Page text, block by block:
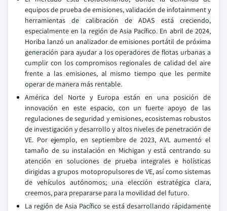
equipos de prueba de emisiones, validación de infotainment y
herramientas de calibración de ADAS está creciendo,
especialmente en la región de Asia Pacífico. En abril de 2024,
Horiba lanzó un analizador de emisiones portátil de próxima
generación para ayudar a los operadores de flotas urbanas a
cumplir con los compromisos regionales de calidad del aire
frente a las emisiones, al mismo tiempo que les permite
operar de manera más rentable.
América del Norte y Europa están en una posición de
innovación en este espacio, con un fuerte apoyo de las
regulaciones de seguridad y emisiones, ecosistemas robustos
de investigación y desarrollo y altos niveles de penetración de
VE. Por ejemplo, en septiembre de 2023, AVL aumentó el
tamaño de su instalación en Michigan y está centrando su
atención en soluciones de prueba integrales e holísticas
dirigidas a grupos motopropulsores de VE, así como sistemas
de vehículos autónomos; una elección estratégica clara,
creemos, para prepararse para la movilidad del futuro.
La región de Asia Pacífico se está desarrollando rápidamente